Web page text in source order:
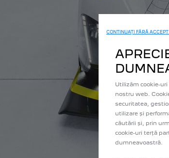
CONTINUAȚI FĂRĂ
Utilizăm cookie-
nostru web.
securitatea,
utilizare și
căutării și, prin
cookie-uri terță
dumneavoastră.